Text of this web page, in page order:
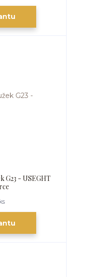
G23 - USEGHT
ks